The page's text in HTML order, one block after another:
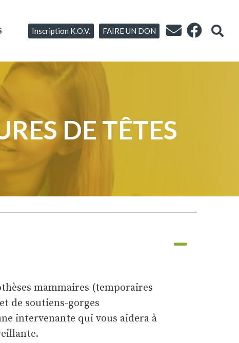
Inscription K.O.V. FAIRE UN DON
DE TÊTES
mammaires (temporaires
de soutiens-gorges
intervenante qui vous aidera à